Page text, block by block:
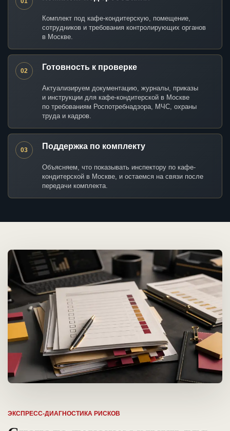
Комплект под кафе-кондитерскую, помещение,
сотрудников и требования контролирующих органов
в Москве.
02 Готовность к проверке
Актуализируем документацию, журналы, приказы
и инструкции для кафе-кондитерской в Москве
по требованиям Роспотребнадзора, МЧС, охраны
труда и кадров.
03 Поддержка по комплекту
Объясняем, что показывать инспектору по кафе-
кондитерской в Москве, и остаемся на связи после
передачи комплекта.
ЭКСПРЕСС-ДИАГНОСТИКА РИСКОВ